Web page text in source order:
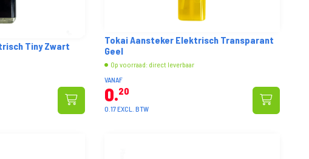
Tiny Zwart
Tokai Aansteker Elektrisch Transparant
Geel
Op voorraad: direct leverbaar
VANAF
0 20
0.17 EXCL. BTW